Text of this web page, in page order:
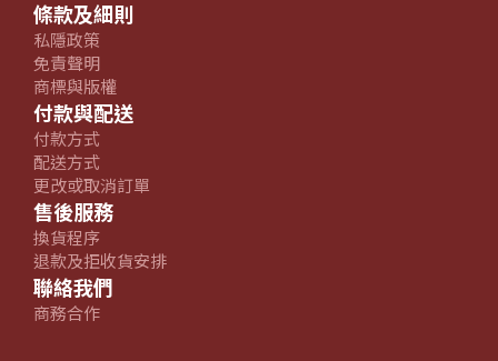
條款及細則
私隱政策
免責聲明
商標與版權
付款與配送
付款方式
配送方式
更改或取消訂單
售後服務
換貨程序
退款及拒收貨安排
聯絡我們
商務合作